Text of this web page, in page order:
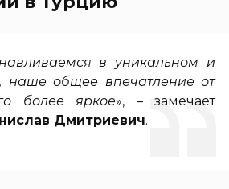
в уникальном и
наше общее впечатление от
более яркое», – замечает
Дмитриевич.